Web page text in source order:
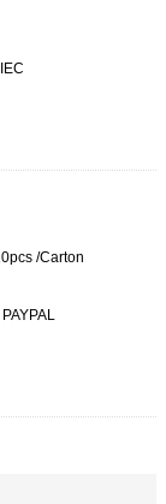
/Carton